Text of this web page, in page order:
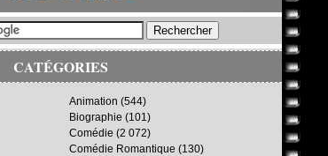
CATÉGORIES
Animation (544)
Biographie (101)
Comédie (2 072)
Comédie Romantique (130)